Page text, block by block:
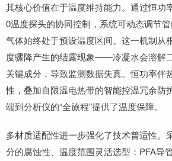
其核心价值在于温度维持能力。通过恒功
0温度探头的协同控制，系统可动态调节
气体始终处于预设温度区间。这一机制从
度骤降产生的结露现象——冷凝水会溶解
关键成分，导致监测数据失真。恒功率伴
性，叠加自限温电热带的智能控温冗余防
端到分析仪的“全旅程”提供了温度保障。
多材质适配性进一步强化了技术普适性。
分的腐蚀性、温度范围灵活选型：PFA导